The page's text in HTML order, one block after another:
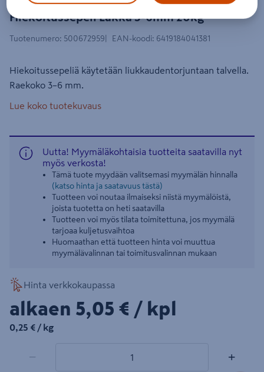
Hiekoitussepeli Lakka 3-6mm 20kg
Tuotenumero: 500672959 EAN-koodi: 6419184041381
Hiekoitussepeliä käytetään liukkaudentorjuntaan talvella.
Raekoko 3–6 mm.
Lue koko tuotekuvaus
Uutta! Myymäläkohtaisia tuotteita saatavilla nyt
myös verkosta!
Tämä tuote myydään valitsemasi myymälän hinnalla
(katso hinta ja saatavuus tästä)
Tuotteen voi noutaa ilmaiseksi niistä myymälöistä,
joista tuotetta on heti saatavilla
Tuotteen voi myös tilata toimitettuna, jos myymälä
tarjoaa kuljetusvaihtoa
Huomaathan että tuotteen hinta voi muuttua
myymälävalinnan tai toimitusvalinnan mukaan
Hinta verkkokaupassa
alkaen 5,05€/kpl
5,05 € / kpl
0,25€/kg
0,25 € / kg
− +